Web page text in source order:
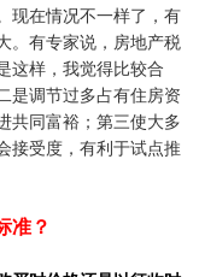
现在情况不一样了，有
。有专家说，房地产税
这样，我觉得比较合
是调节过多占有住房资
共同富裕；第三使大多
接受度，有利于试点推
准？